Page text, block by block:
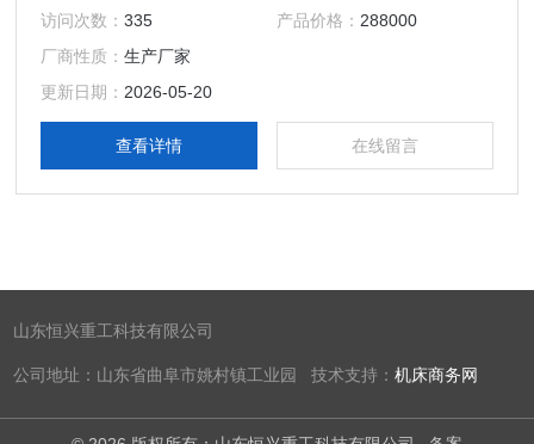
加工。
访问次数：335 产品价格： 288000
厂商性质：生产厂家
更新日期： 2026-05-20
查看详情 在线留言
山东恒兴重工科技有限公司
公司地址：山东省曲阜市姚村镇工业园 技术支持：机床商务网